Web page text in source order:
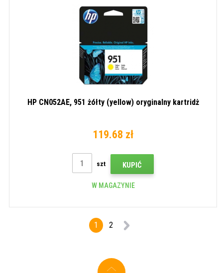
HP CN052AE, 951 żółty (yellow) oryginalny kartridż
119.68 zł
szt KUPIĆ
W MAGAZYNIE
1 2